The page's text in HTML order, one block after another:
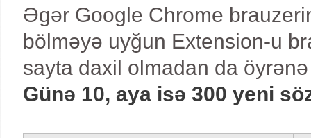
Əgər Google Chrome
bölməyə uyğun Extension-u
sayta daxil olmadan da
Günə 10, aya isə 300 yeni